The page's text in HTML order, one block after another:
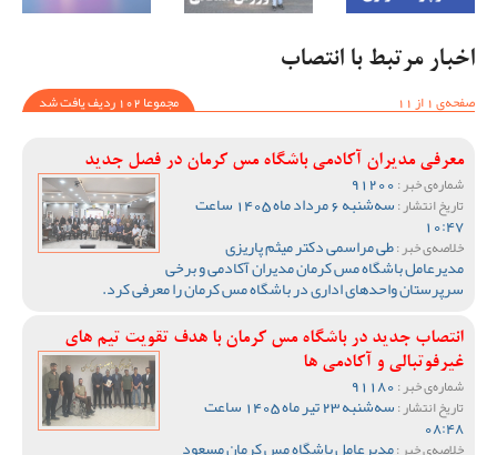
اخبار مرتبط با انتصاب
صفحه‌ی 1 از 11
مجموعا 102 ردیف یافت شد
معرفی مدیران آکادمی باشگاه مس کرمان در فصل جدید
شماره‌ی خبر :
تاریخ انتشار : سه‌شنبه 6 مرداد ماه 1405 ساعت
10:47
خلاصه‌ی خبر :طی مراسمی دکتر میثم پاریزی
مدیرعامل باشگاه مس کرمان مدیران آکادمی و برخی
سرپرستان واحدهای اداری در باشگاه مس کرمان را معرفی کرد.
انتصاب جدید در باشگاه مس کرمان با هدف تقویت تیم‌ های
غیرفوتبالی و آکادمی‌ ها
شماره‌ی خبر :
تاریخ انتشار : سه‌شنبه 23 تیر ماه 1405 ساعت
08:48
مدیرعامل باشگاه مس کرمان مسعود